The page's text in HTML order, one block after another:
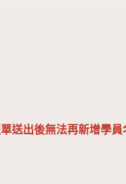
送出後無法再新增學員